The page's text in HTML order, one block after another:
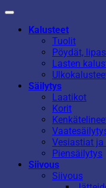
Kalusteet
Tuolit
Pöydät,
Lasten
Säilytys
Laatikot
Korit
Vesiastiat
Piensäilytys
Siivous
Siivous